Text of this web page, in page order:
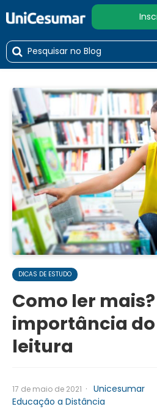
DICAS DE ESTUDO
Como ler
importância
leitura
17 de maio de 2021 · Unicesumar
Educação a Distância